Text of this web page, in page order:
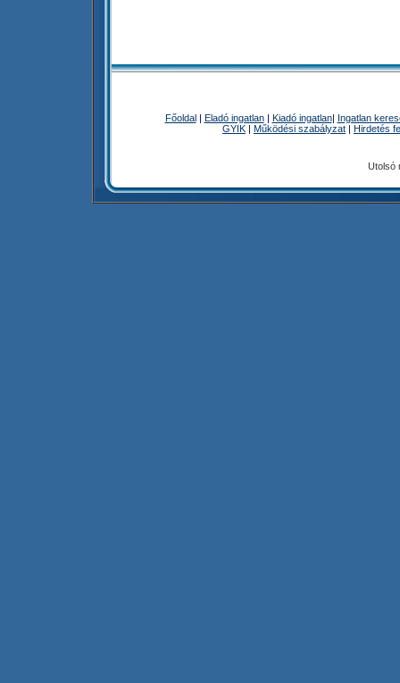
Főoldal| Eladó ingatlan| Kiadó ingatlan| Ingatlan
GYIK | Működési szabályzat | Hirdetés
Utolsó